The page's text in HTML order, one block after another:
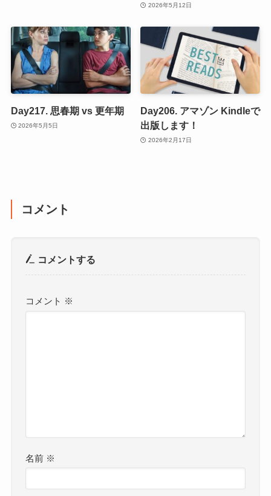
2026年5月12日
Day217. 思春期 vs 更年期
2026年5月5日
Day206. アマゾン Kindleで
出版します！
2026年2月17日
コメント
コメントする
コメント ※
名前 ※